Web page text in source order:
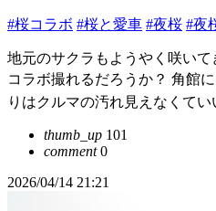
#桜コラボ #桜と愛車 #夜桜 #夜
地元のサクラもようやく咲い
コラボ撮れるだろうか？ 角館
りはクルマの汚れ見えなくてい
thumb_up 101
comment0
2026/04/14 21:21